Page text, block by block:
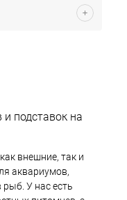
подставок на
внешние, так и
аквариумов,
рыб. У нас есть